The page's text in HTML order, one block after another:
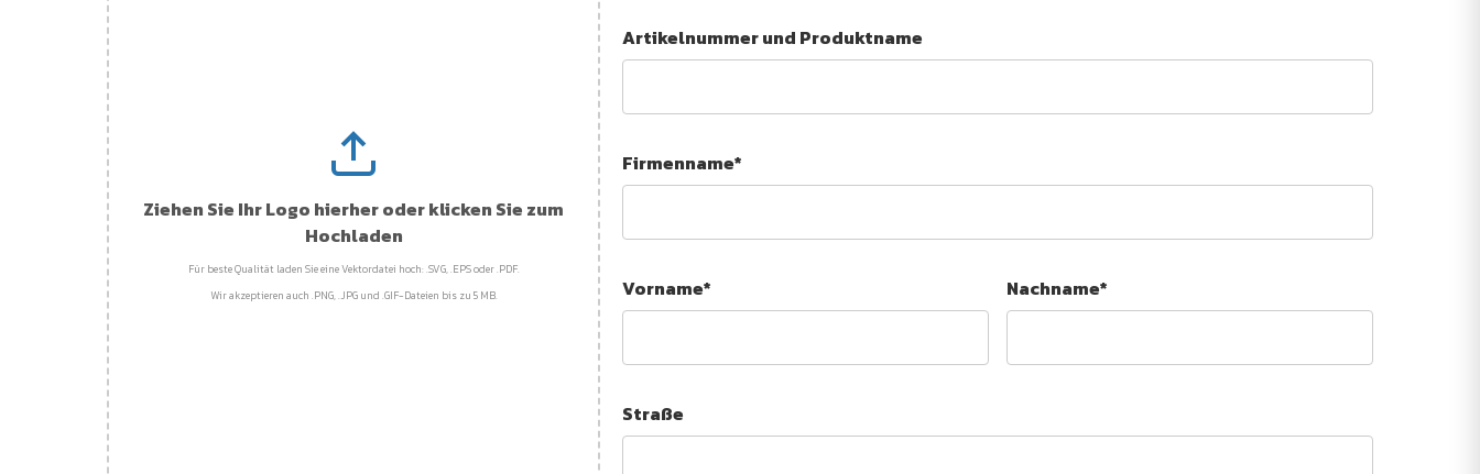
Artikelnummer und Produktname
Firmenname*
Vorname* Nachname*
Straße
Ziehen Sie Ihr Logo hierher oder klicken Sie zum
Hochladen
Für beste Qualität laden Sie eine Vektordatei hoch: .SVG, .EPS oder .PDF.
Wir akzeptieren auch .PNG, .JPG und .GIF-Dateien bis zu 5 MB.